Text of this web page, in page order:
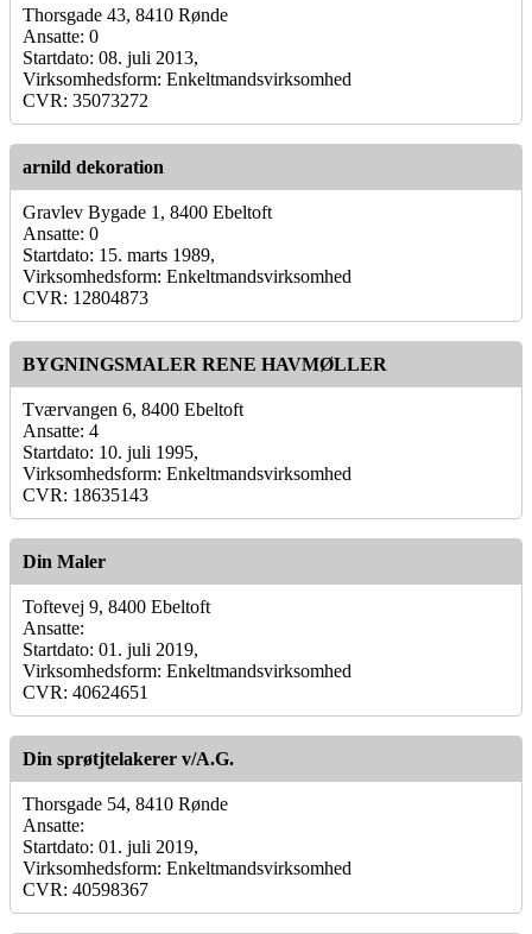
Thorsgade 43, 8410 Rønde
Ansatte: 0
Startdato: 08. juli 2013,
Virksomhedsform: Enkeltmandsvirksomhed
CVR: 35073272
arnild dekoration
Gravlev Bygade 1, 8400 Ebeltoft
Ansatte: 0
Startdato: 15. marts 1989,
Virksomhedsform: Enkeltmandsvirksomhed
CVR: 12804873
BYGNINGSMALER RENE HAVMØLLER
Tværvangen 6, 8400 Ebeltoft
Ansatte: 4
Startdato: 10. juli 1995,
Virksomhedsform: Enkeltmandsvirksomhed
CVR: 18635143
Din Maler
Toftevej 9, 8400 Ebeltoft
Ansatte:
Startdato: 01. juli 2019,
Virksomhedsform: Enkeltmandsvirksomhed
CVR: 40624651
Din sprøtjtelakerer v/A.G.
Thorsgade 54, 8410 Rønde
Ansatte:
Startdato: 01. juli 2019,
Virksomhedsform: Enkeltmandsvirksomhed
CVR: 40598367